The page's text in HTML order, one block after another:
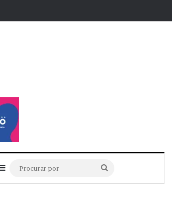
Barra Lateral
por